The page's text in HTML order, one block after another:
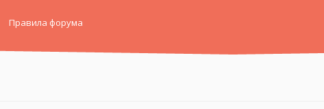
Правила форума